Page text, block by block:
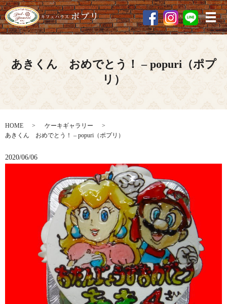
メ
あきくん おめでとう！ – popuri（ポプ
リ）
HOME
ケーキギャラリー
あきくん おめでとう！ – popuri（ポプリ）
2020/06/06